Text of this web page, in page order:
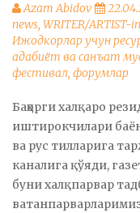
Azam Abidov
news, WRITER/ARTIST-
Ижодкорлар учун
адабиёт ва санъат
фестивал, форумлар
Баҳорги халқаро
иштирокчилари
ва рус тилларига
каналига қўяди,
буни халқпарвар